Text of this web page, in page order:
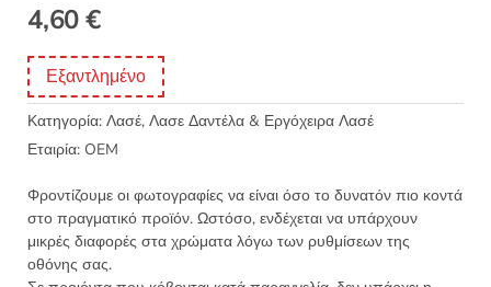
4,60€
Εξαντλημένο
Κατηγορία: Λασέ, Λασε Δαντέλα & Εργόχειρα Λασέ
Εταιρία: OEM
Φροντίζουμε οι φωτογραφίες να είναι όσο το δυνατόν πιο κοντά
στο πραγματικό προϊόν. Ωστόσο, ενδέχεται να υπάρχουν
μικρές διαφορές στα χρώματα λόγω των ρυθμίσεων της
οθόνης σας.